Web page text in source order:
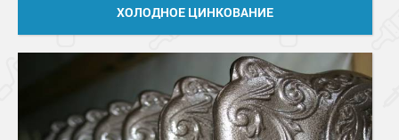
ХОЛОДНОЕ ЦИНКОВАНИЕ